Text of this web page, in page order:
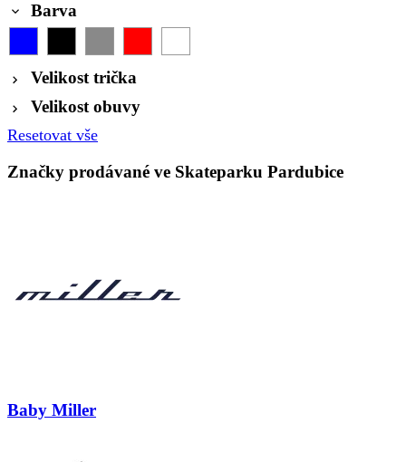
Barva
Velikost trička
Velikost obuvy
Resetovat vše
Značky prodávané ve Skateparku Pardubice
Baby Miller